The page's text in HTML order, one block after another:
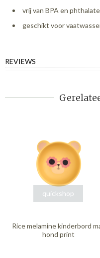
vrij van BPA en
geschikt voor
REVIEWS
quickshop
Rice melamine kinderbord
hond print